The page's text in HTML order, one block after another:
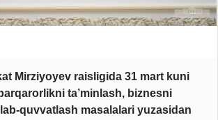
Mirziyoyev raisligida 31 mart kuni
ta’minlash, biznesni
quvvatlash masalalari yuzasidan